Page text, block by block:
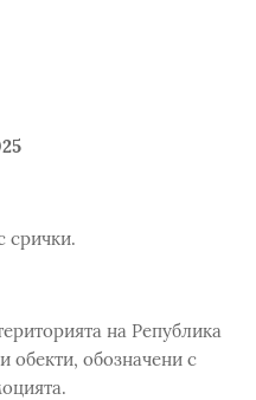
срички.
на Република
обекти, обозначени с